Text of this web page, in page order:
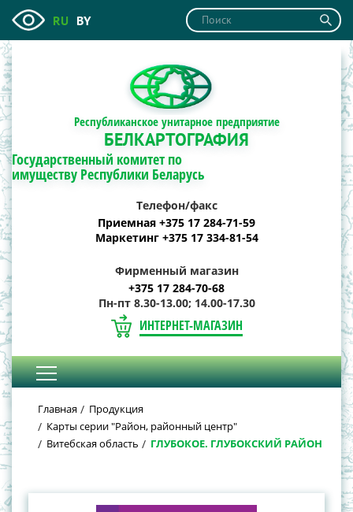
RU BY
Республиканское унитарное предприятие
БЕЛКАРТОГРАФИЯ
Государственный комитет по
имуществу Республики Беларусь
Телефон/факс
Приемная +375 17 284-71-59
Маркетинг +375 17 334-81-54
Фирменный магазин
+375 17 284-70-68
Пн-пт 8.30-13.00; 14.00-17.30
ИНТЕРНЕТ-МАГАЗИН
Главная
Продукция
Карты серии "Район, районный центр"
Витебская область
ГЛУБОКОЕ. ГЛУБОКСКИЙ РАЙОН